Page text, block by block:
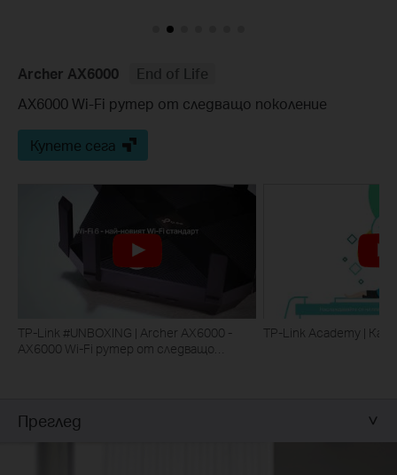
Archer AX6000
End of Life
AX6000 Wi-Fi рутер от следващо поколение
Купете сега
TP-Link #UNBOXING | Archer AX6000 -
AX6000 Wi-Fi рутер от следващо
TP-Link Academy |
Преглед